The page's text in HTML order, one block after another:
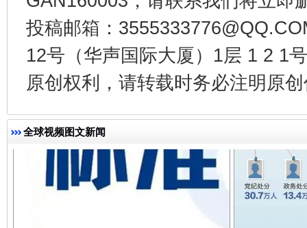
投稿邮箱：
12号（华声国际大厦）1层 1 2 1
原创权利，请转载时务必注明原
全球视频图文新闻
一批国家标准开始实施 从